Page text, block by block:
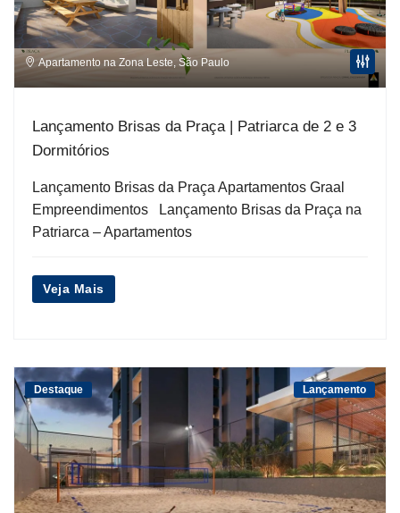
Apartamento na Zona Leste, São Paulo
Lançamento Brisas da Praça | Patriarca de 2 e 3
Dormitórios
Lançamento Brisas da Praça Apartamentos Graal
Empreendimentos Lançamento Brisas da Praça na
Patriarca – Apartamentos
Veja Mais
Destaque Lançamento